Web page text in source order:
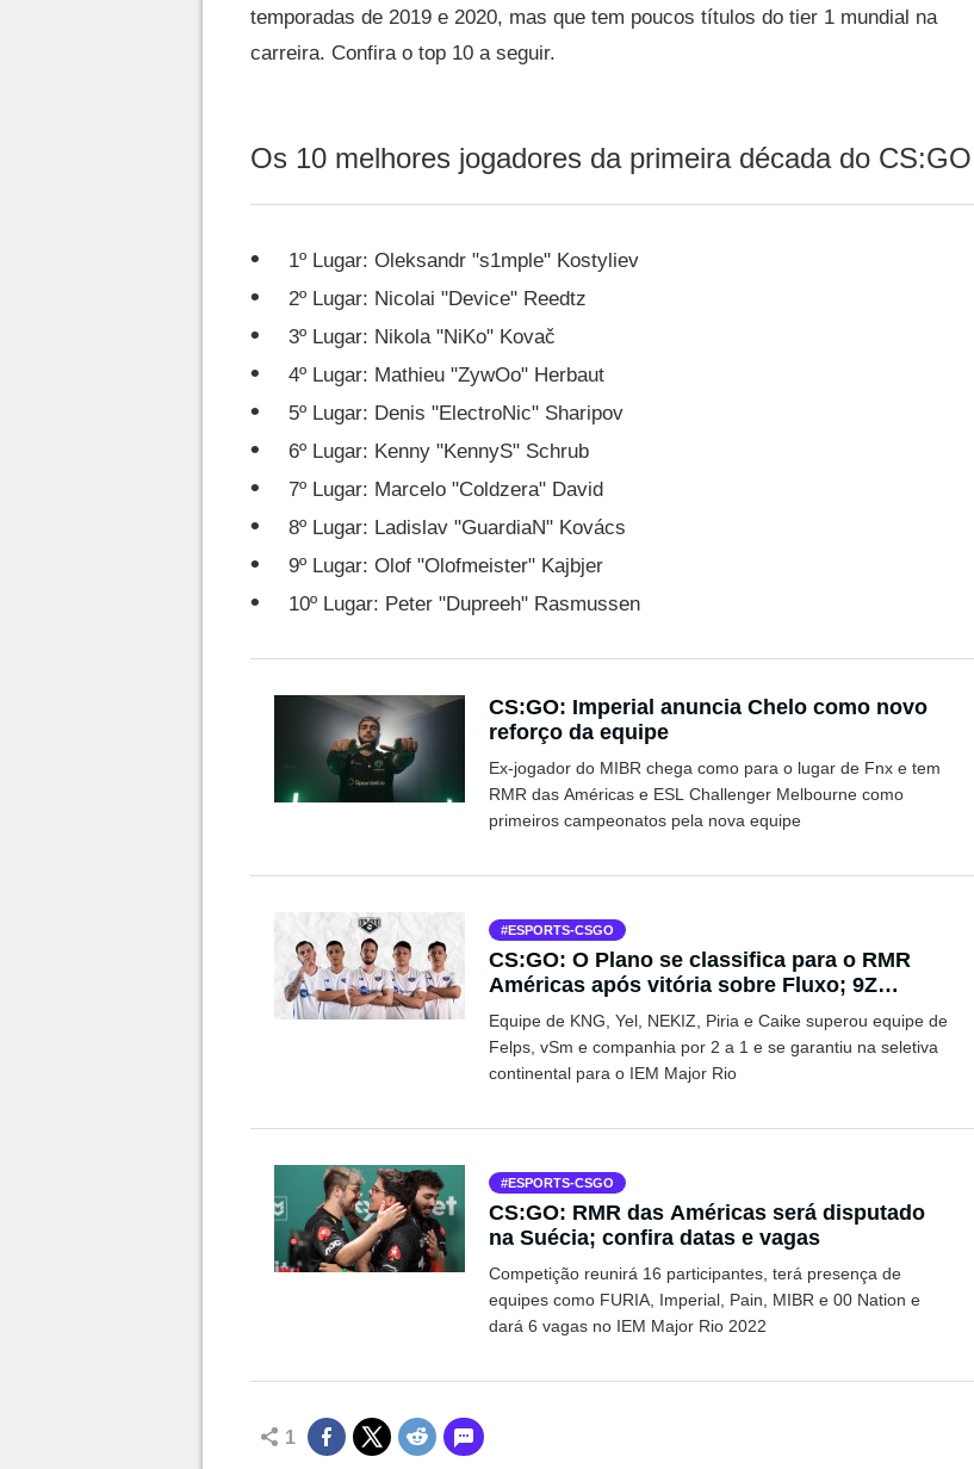
temporadas de 2019 e 2020, mas que tem poucos títulos do tier 1 mundial na
carreira. Confira o top 10 a seguir.
Os 10 melhores jogadores da primeira década do CS:GO
1º Lugar: Oleksandr "s1mple" Kostyliev
2º Lugar: Nicolai "Device" Reedtz
3º Lugar: Nikola "NiKo" Kovač
4º Lugar: Mathieu "ZywOo" Herbaut
5º Lugar: Denis "ElectroNic" Sharipov
6º Lugar: Kenny "KennyS" Schrub
7º Lugar: Marcelo "Coldzera" David
8º Lugar: Ladislav "GuardiaN" Kovács
9º Lugar: Olof "Olofmeister" Kajbjer
10º Lugar: Peter "Dupreeh" Rasmussen
CS:GO: Imperial anuncia Chelo como novo
reforço da equipe
Ex-jogador do MIBR chega como para o lugar de Fnx e tem
RMR das Américas e ESL Challenger Melbourne como
primeiros campeonatos pela nova equipe
ESPORTS-CSGO
CS:GO: O Plano se classifica para o RMR
Américas após vitória sobre Fluxo; 9Z
supera Case
Equipe de KNG, Yel, NEKIZ, Piria e Caike superou equipe de
Felps, vSm e companhia por 2 a 1 e se garantiu na seletiva
continental para o IEM Major Rio
ESPORTS-CSGO
CS:GO: RMR das Américas será disputado
na Suécia; confira datas e vagas
Competição reunirá 16 participantes, terá presença de
equipes como FURIA, Imperial, Pain, MIBR e 00 Nation e
dará 6 vagas no IEM Major Rio 2022
1